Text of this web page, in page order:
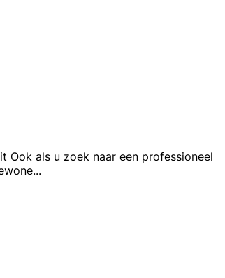
Ook als u zoek naar een professioneel
...